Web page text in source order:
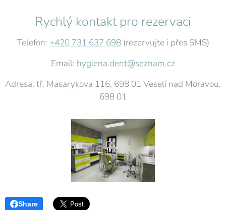
Rychlý kontakt pro rezervaci
Telefon: +420 731 637 698(rezervujte i přes SMS)
Email: hygiena.dent@seznam.cz
Adresa: tř. Masarykova 116, 698 01 Veselí nad Moravou,
698 01
Share